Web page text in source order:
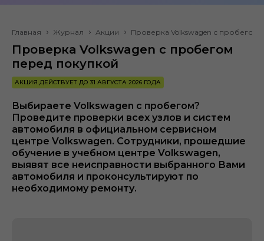
Главная Журнал Акции Проверка Volkswagen с пробегом
Проверка Volkswagen с пробегом
перед покупкой
АКЦИЯ ДЕЙСТВУЕТ ДО 31 АВГУСТА 2026 ГОДА
Выбираете Volkswagen с пробегом?
Проведите проверки всех узлов и систем
автомобиля в официальном сервисном
центре Volkswagen. Сотрудники, прошедшие
обучение в учебном центре Volkswagen,
выявят все неисправности выбранного Вами
автомобиля и проконсультируют по
необходимому ремонту.